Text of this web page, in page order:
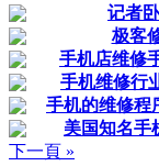
记者
极客
手机店维修
手机维修行
手机的维修程
美国知名手
下一頁 »